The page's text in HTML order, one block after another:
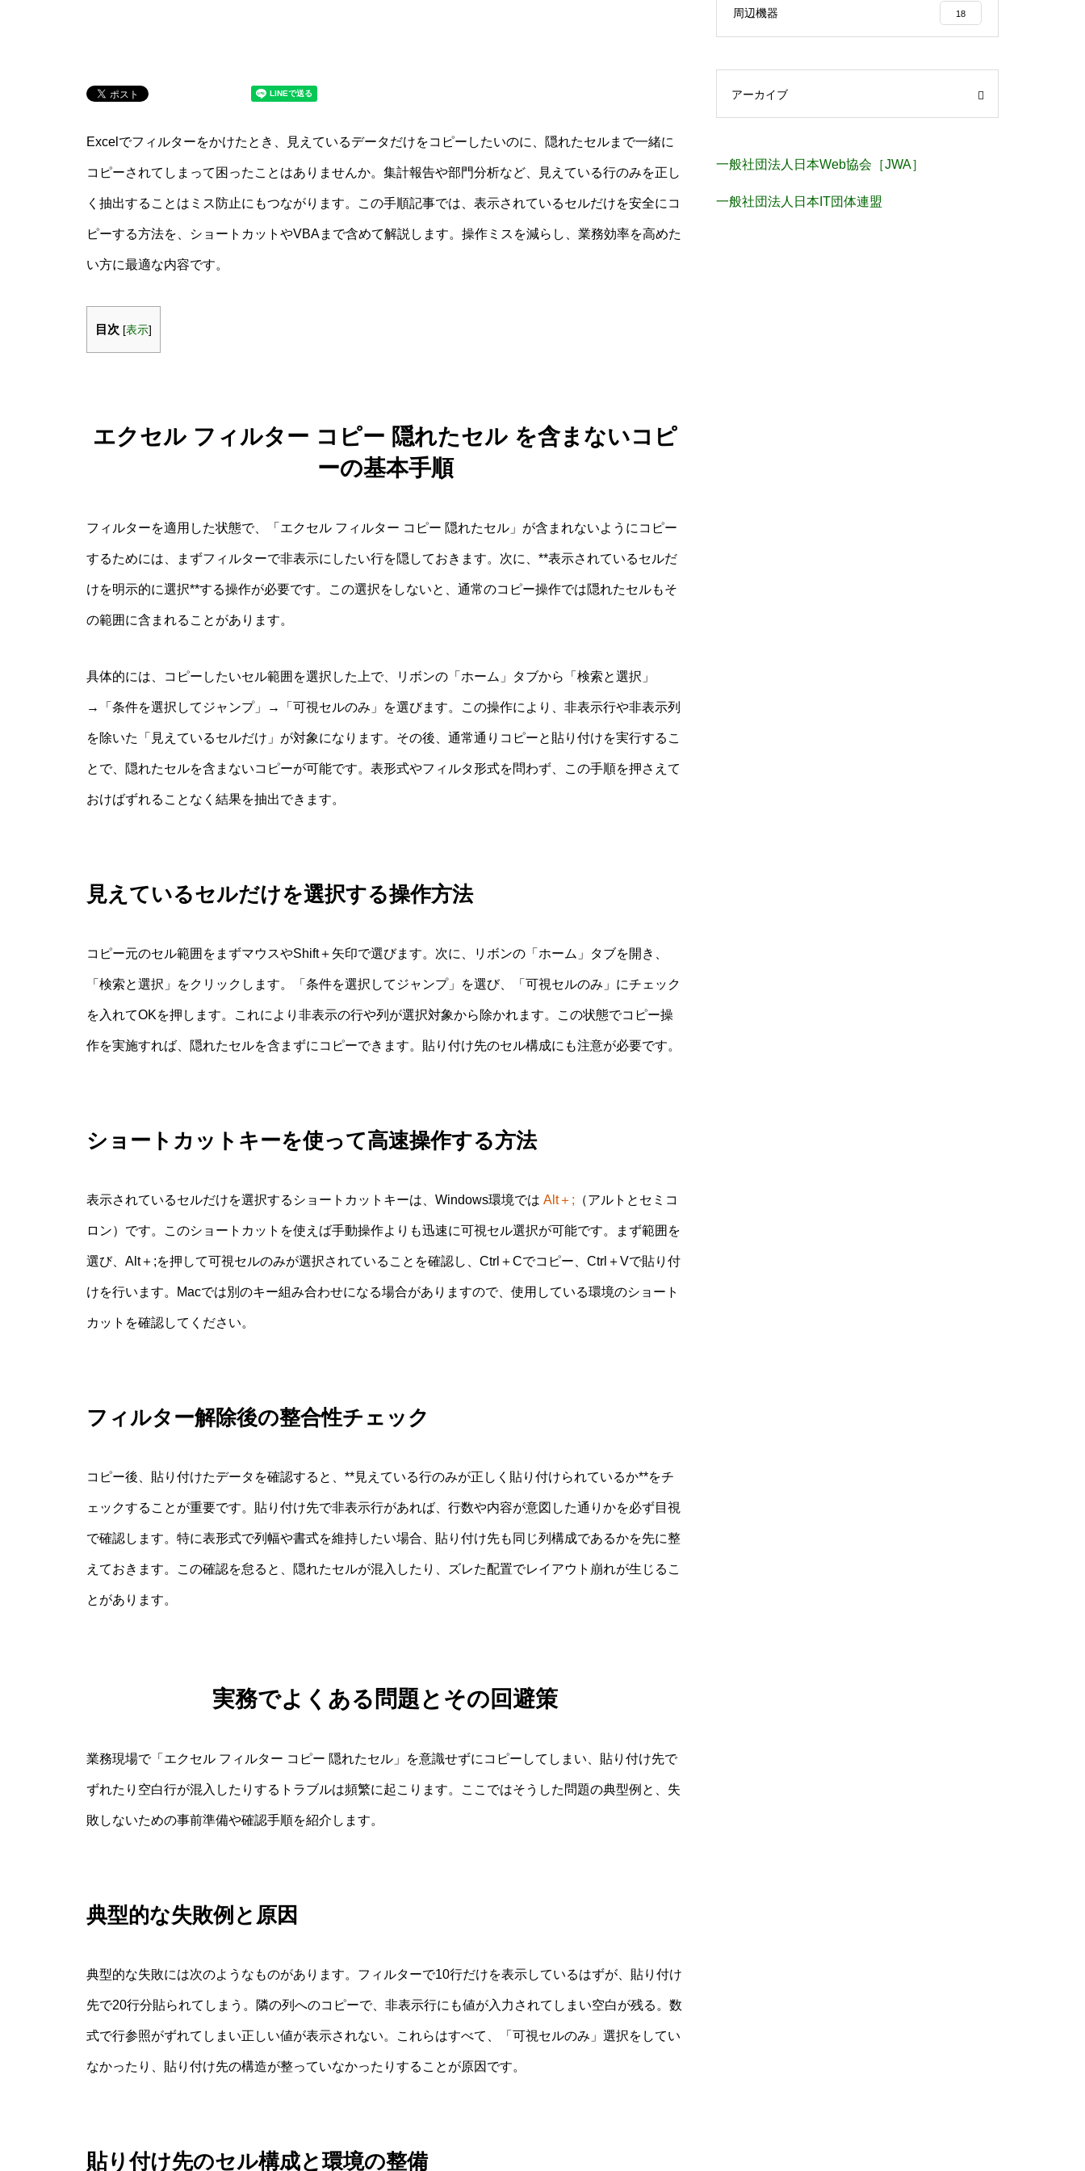
Excelでフィルターをかけたとき、見えているデータだけをコピーしたいのに、隠れたセルまで一緒に
コピーされてしまって困ったことはありませんか。集計報告や部門分析など、見えている行のみを正し
く抽出することはミス防止にもつながります。この手順記事では、表示されているセルだけを安全にコ
ピーする方法を、ショートカットやVBAまで含めて解説します。操作ミスを減らし、業務効率を高めた
い方に最適な内容です。
目次 [表示]
エクセル フィルター コピー 隠れたセル を含まないコピ
ーの基本手順
フィルターを適用した状態で、「エクセル フィルター コピー 隠れたセル」が含まれないようにコピー
するためには、まずフィルターで非表示にしたい行を隠しておきます。次に、**表示されているセルだ
けを明示的に選択**する操作が必要です。この選択をしないと、通常のコピー操作では隠れたセルもそ
の範囲に含まれることがあります。
具体的には、コピーしたいセル範囲を選択した上で、リボンの「ホーム」タブから「検索と選択」
→「条件を選択してジャンプ」→「可視セルのみ」を選びます。この操作により、非表示行や非表示列
を除いた「見えているセルだけ」が対象になります。その後、通常通りコピーと貼り付けを実行するこ
とで、隠れたセルを含まないコピーが可能です。表形式やフィルタ形式を問わず、この手順を押さえて
おけばずれることなく結果を抽出できます。
見えているセルだけを選択する操作方法
コピー元のセル範囲をまずマウスやShift＋矢印で選びます。次に、リボンの「ホーム」タブを開き、
「検索と選択」をクリックします。「条件を選択してジャンプ」を選び、「可視セルのみ」にチェック
を入れてOKを押します。これにより非表示の行や列が選択対象から除かれます。この状態でコピー操
作を実施すれば、隠れたセルを含まずにコピーできます。貼り付け先のセル構成にも注意が必要です。
ショートカットキーを使って高速操作する方法
表示されているセルだけを選択するショートカットキーは、Windows環境では Alt＋; （アルトとセミコ
ロン）です。このショートカットを使えば手動操作よりも迅速に可視セル選択が可能です。まず範囲を
選び、Alt＋;を押して可視セルのみが選択されていることを確認し、Ctrl＋Cでコピー、Ctrl＋Vで貼り付
けを行います。Macでは別のキー組み合わせになる場合がありますので、使用している環境のショート
カットを確認してください。
フィルター解除後の整合性チェック
コピー後、貼り付けたデータを確認すると、**見えている行のみが正しく貼り付けられているか**をチ
ェックすることが重要です。貼り付け先で非表示行があれば、行数や内容が意図した通りかを必ず目視
で確認します。特に表形式で列幅や書式を維持したい場合、貼り付け先も同じ列構成であるかを先に整
えておきます。この確認を怠ると、隠れたセルが混入したり、ズレた配置でレイアウト崩れが生じるこ
とがあります。
実務でよくある問題とその回避策
業務現場で「エクセル フィルター コピー 隠れたセル」を意識せずにコピーしてしまい、貼り付け先で
ずれたり空白行が混入したりするトラブルは頻繁に起こります。ここではそうした問題の典型例と、失
敗しないための事前準備や確認手順を紹介します。
典型的な失敗例と原因
典型的な失敗には次のようなものがあります。フィルターで10行だけを表示しているはずが、貼り付け
先で20行分貼られてしまう。隣の列へのコピーで、非表示行にも値が入力されてしまい空白が残る。数
式で行参照がずれてしまい正しい値が表示されない。これらはすべて、「可視セルのみ」選択をしてい
なかったり、貼り付け先の構造が整っていなかったりすることが原因です。
貼り付け先のセル構成と環境の整備
周辺機器 18
アーカイブ
一般社団法人日本Web協会［JWA］
一般社団法人日本IT団体連盟